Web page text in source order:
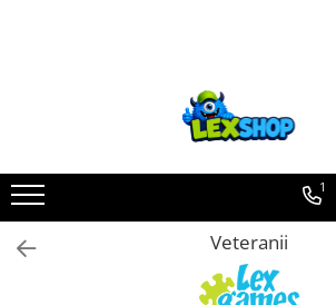
Board Games
Extensii boardgames
Card Games (jocuri cu carti)
1
Veteranii